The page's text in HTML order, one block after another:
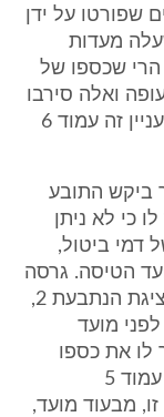
שפורטו על ידן
מעדות
עליי, הרי שכספו של
ואלה סירבו
לפצותה בגין אי מימוש העסקה (ראה בעניין זה עמוד 6
1, כי כאשר ביקש התובע
כי לא ניתן
דמי ביטול,
הטיסה. גרסה
זו חוזקה ועלתה בקנה אחד עם גרסת נציגת הנתבעת 2,
מועד
לו את כספו
נוכח קיומם של 100% דמי ביטול (ראה עמוד 5
מבעוד מועד,